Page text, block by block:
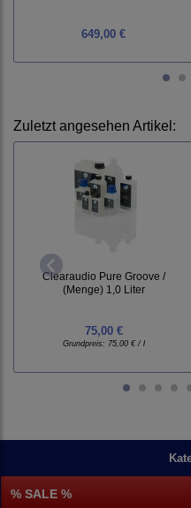
% SALE %
649,00 €
Zuletzt angesehen Artikel:
Clearaudio Pure Groove /
(Menge) 1,0 Liter
75,00 €
Grundpreis: 75,00 € / l